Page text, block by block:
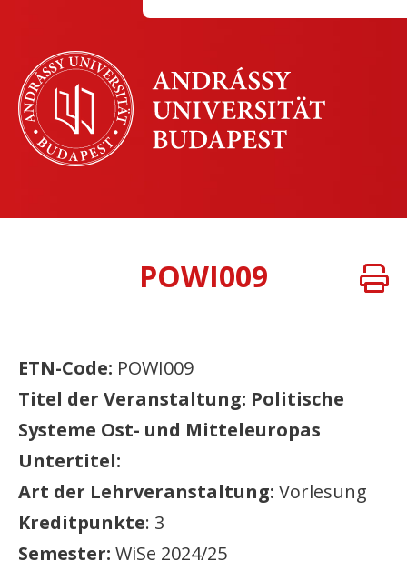
POWI009
ETN-Code: POWI009
Titel der Veranstaltung: Politische
Systeme Ost- und Mitteleuropas
Untertitel:
Art der Lehrveranstaltung: Vorlesung
Kreditpunkte: 3
Semester: WiSe 2024/25